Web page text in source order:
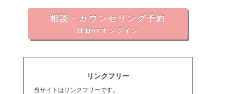
相談・カウンセリング予約
対面orオンライン
リンクフリー
当サイトはリンクフリーです。